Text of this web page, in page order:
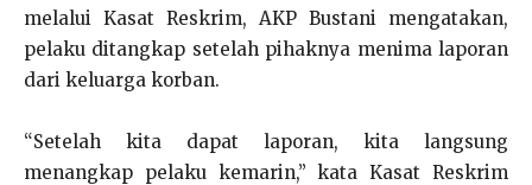
melalui Kasat Reskrim, AKP Bustani mengatakan,
pelaku ditangkap setelah pihaknya menima laporan
dari keluarga korban.
“Setelah kita dapat laporan, kita langsung
menangkap pelaku kemarin,” kata Kasat Reskrim